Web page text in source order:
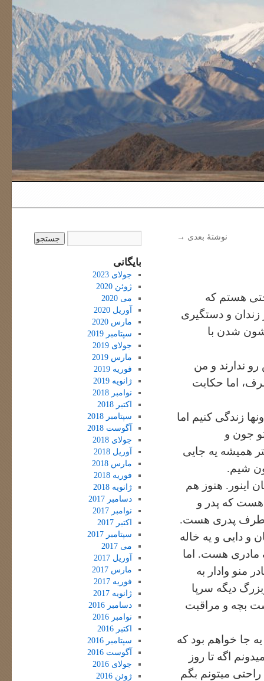
نوشتهٔ بعدی →
هستم که
و دستگیری
شدن با
ندارند و من
اما حکایت
زندگی کنیم اما
جون و
همیشه یه جایی
شیم.
اینور. هنوز هم
هست که پدر و
طرف پدری هست.
و دایی و یه خاله
مادری هست. اما
منو وادار به
دیگه سرپا
بچه و مراقبت
جا خواهم بود که
اگه تا روز
میتونم بگم
بایگانی
جولای 2023
ژوئن 2020
می 2020
آوریل 2020
مارس 2020
سپتامبر 2019
جولای 2019
مارس 2019
فوریه 2019
ژانویه 2019
نوامبر 2018
اکتبر 2018
سپتامبر 2018
آگوست 2018
جولای 2018
آوریل 2018
مارس 2018
فوریه 2018
ژانویه 2018
دسامبر 2017
نوامبر 2017
اکتبر 2017
سپتامبر 2017
می 2017
آوریل 2017
مارس 2017
فوریه 2017
ژانویه 2017
دسامبر 2016
نوامبر 2016
اکتبر 2016
سپتامبر 2016
آگوست 2016
جولای 2016
ژوئن 2016